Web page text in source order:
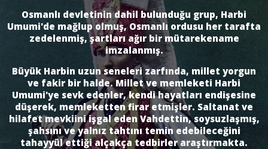
Osmanlı devletinin dahil bulunduğu grup, Harbi
Umumi'de mağlup olmuş, Osmanlı ordusu her tarafta
zedelenmiş, şartları ağır bir mütarekename
imzalanmış.
Büyük Harbin uzun seneleri zarfında, millet yorgun
ve fakir bir halde. Millet ve memleketi Harbi
Umumi'ye sevk edenler, kendi hayatları endişesine
düşerek, memleketten firar etmişler. Saltanat ve
hilafet mevkiini işgal eden Vahdettin, soysuzlaşmış,
şahsını ve yalnız tahtını temin edebileceğini
tahayyül ettiği alçakça tedbirler araştırmakta.